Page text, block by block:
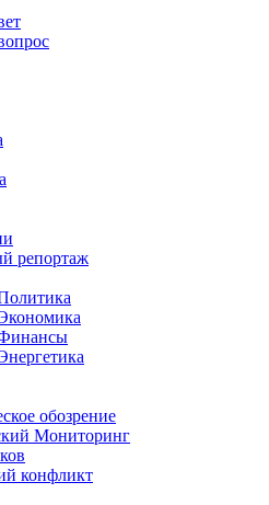
репортаж
обозрение
Мониторинг
конфликт